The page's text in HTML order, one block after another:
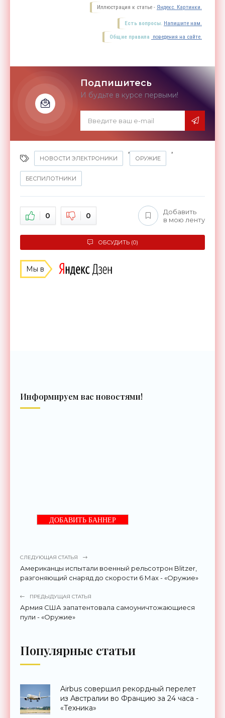
Иллюстрация к статье - Яндекс. Картинки.
Есть вопросы. Напишите нам.
Общие правила поведения на сайте.
Подпишитесь
И будьте в курсе первыми!
НОВОСТИ ЭЛЕКТРОНИКИ
,
ОРУЖИЕ
,
БЕСПИЛОТНИКИ
0 0
Добавить
в мою ленту
ОБСУДИТЬ (0)
Мы в
Информируем вас новостями!
ДОБАВИТЬ БАННЕР
СЛЕДУЮЩАЯ СТАТЬЯ
Американцы испытали военный рельсотрон Blitzer,
разгоняющий снаряд до скорости 6 Мах - «Оружие»
ПРЕДЫДУЩАЯ СТАТЬЯ
Армия США запатентовала самоуничтожающиеся
пули - «Оружие»
Популярные статьи
Airbus совершил рекордный перелет
из Австралии во Францию за 24 часа -
«Техника»